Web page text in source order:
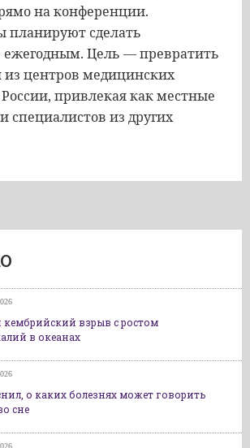
на конференции.
планируют сделать
Цель — превратить
из центров медицинских
привлекая как местные
специалистов из других
кембрийский взрыв с ростом
в океанах
о каких болезнях может говорить
сне